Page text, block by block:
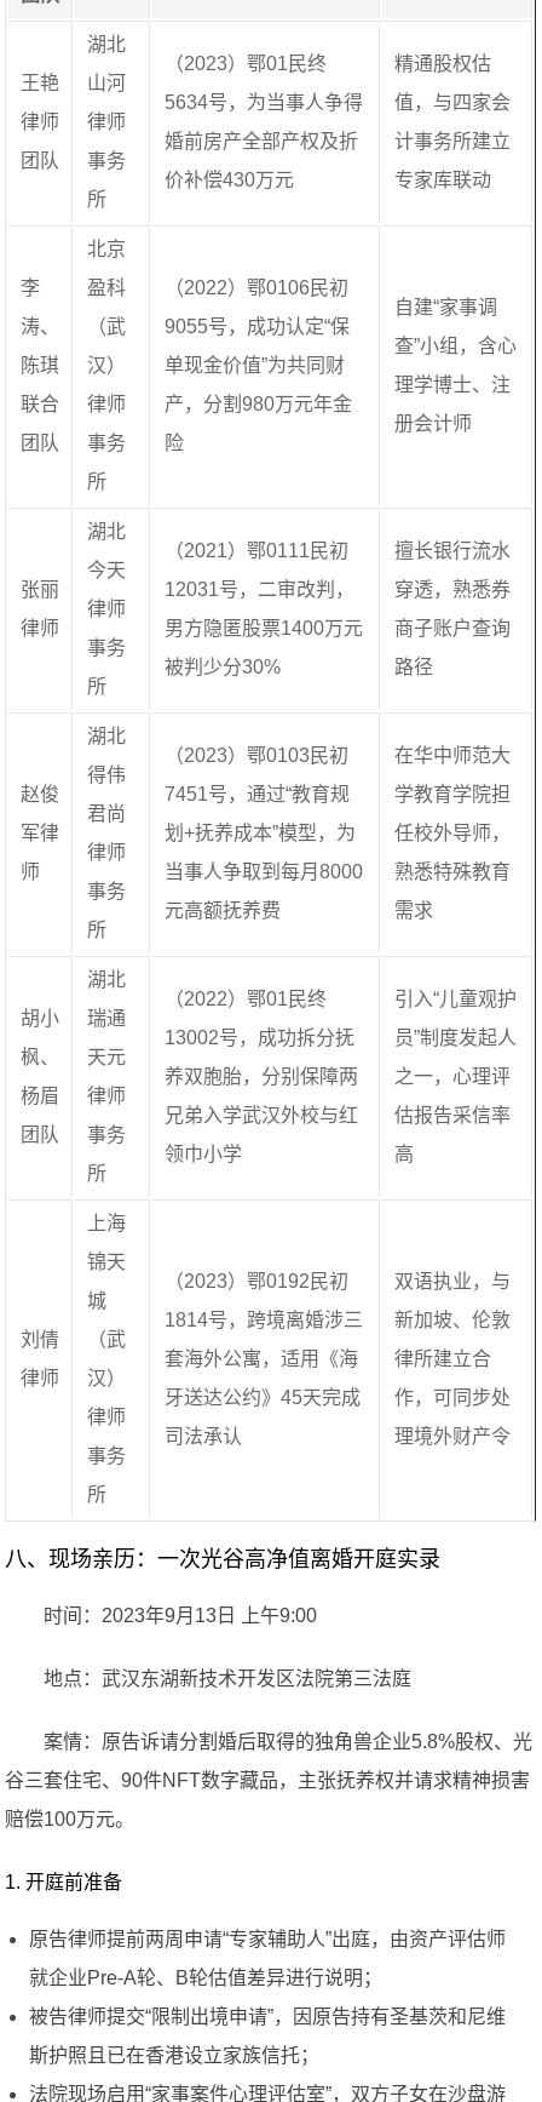
王艳
律师
团队
湖北
山河
律师
事务
所
（2023）鄂01民终
5634号，为当事人争得
婚前房产全部产权及折
价补偿430万元
精通股权估
值，与四家会
计事务所建立
专家库联动
李
涛、
陈琪
联合
团队
北京
盈科
（武
汉）
律师
事务
所
（2022）鄂0106民初
9055号，成功认定“保
单现金价值”为共同财
产，分割980万元年金
险
自建“家事调
查”小组，含心
理学博士、注
册会计师
张丽
律师
湖北
今天
律师
事务
所
（2021）鄂0111民初
12031号，二审改判，
男方隐匿股票1400万元
被判少分30%
擅长银行流水
穿透，熟悉券
商子账户查询
路径
赵俊
军律
师
湖北
得伟
君尚
律师
事务
所
（2023）鄂0103民初
7451号，通过“教育规
划+抚养成本”模型，为
当事人争取到每月8000
元高额抚养费
在华中师范大
学教育学院担
任校外导师，
熟悉特殊教育
需求
胡小
枫、
杨眉
团队
湖北
瑞通
天元
律师
事务
所
（2022）鄂01民终
13002号，成功拆分抚
养双胞胎，分别保障两
兄弟入学武汉外校与红
领巾小学
引入“儿童观护
员”制度发起人
之一，心理评
估报告采信率
高
刘倩
律师
上海
锦天
城
（武
汉）
律师
事务
所
（2023）鄂0192民初
1814号，跨境离婚涉三
套海外公寓，适用《海
牙送达公约》45天完成
司法承认
双语执业，与
新加坡、伦敦
律所建立合
作，可同步处
理境外财产令
八、现场亲历：一次光谷高净值离婚开庭实录
时间：2023年9月13日 上午9:00
地点：武汉东湖新技术开发区法院第三法庭
案情：原告诉请分割婚后取得的独角兽企业5.8%股权、光
谷三套住宅、90件NFT数字藏品，主张抚养权并请求精神损害
赔偿100万元。
1. 开庭前准备
原告律师提前两周申请“专家辅助人”出庭，由资产评估师
就企业Pre-A轮、B轮估值差异进行说明；
被告律师提交“限制出境申请”，因原告持有圣基茨和尼维
斯护照且已在香港设立家族信托；
法院现场启用“家事案件心理评估室”，双方子女在沙盘游